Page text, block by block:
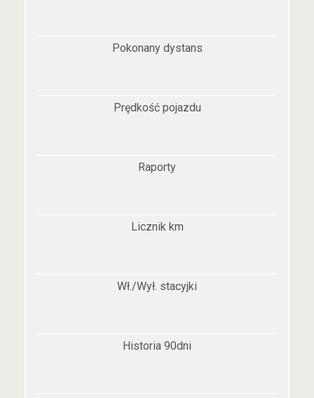
Pokonany dystans
Prędkość pojazdu
Raporty
Licznik km
Wł./Wył. stacyjki
Historia 90dni